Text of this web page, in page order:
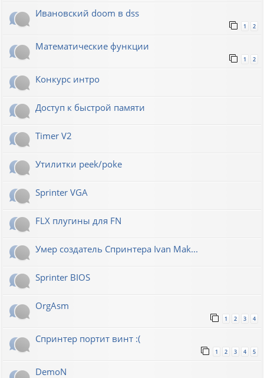
Ивановский doom в dss
1 2
Математические функции
1 2
Конкурс интро
Доступ к быстрой памяти
Timer V2
Утилитки peek/poke
Sprinter VGA
FLX плугины для FN
Умер создатель Спринтера Ivan Mak...
Sprinter BIOS
OrgAsm
1 2 3 4
Спринтер портит винт :(
1 2 3 4 5
DemoN